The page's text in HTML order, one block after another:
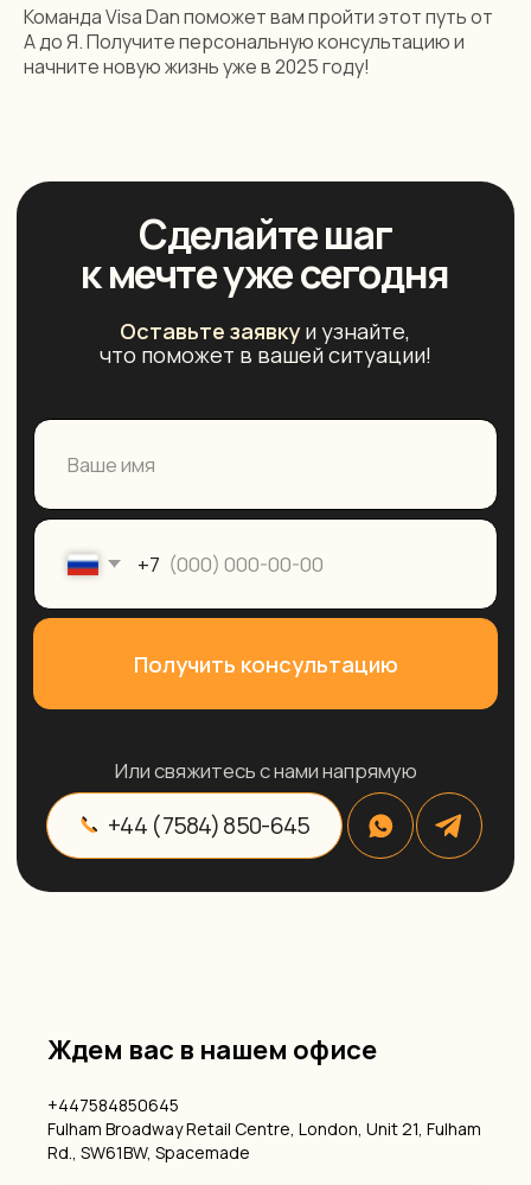
Команда Visa Dan поможет вам пройти этот путь от
А до Я. Получите персональную консультацию и
начните новую жизнь уже в 2025 году!
Ждем вас в нашем офисе
+447584850645
Fulham Broadway Retail Centre, London, Unit 21, Fulham
Rd., SW61BW, Spacemade
По вопросам получения ВНЖ, гражданств и иных задач
Гражданство
Вид на жительство
Грин-карта США
Преимущества
Гарантии
Этапы работы
Политика конфиденциальности
Разработка сайта